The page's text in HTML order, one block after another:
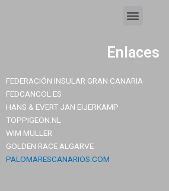
Menu
Enlaces
FEDERACIÓN INSULAR GRAN CANARIA
FEDCANCOL.ES
HANS & EVERT JAN EIJERKAMP
TOPPIGEON.NL
WIM MULLER
GOLDEN RACE ALGARVE
PALOMARESCANARIOS.COM